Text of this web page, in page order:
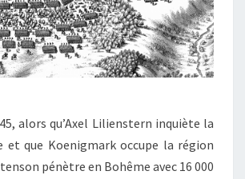
alors qu’Axel Lilienstern inquiète la
et que Koenigmark occupe la région
pénètre en Bohême avec 16 000